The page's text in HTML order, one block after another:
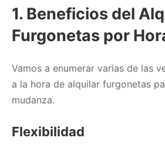
1. Beneficios del
Furgonetas por
Vamos a enumerar varias de las
a la hora de alquilar furgonetas
mudanza.
Flexibilidad